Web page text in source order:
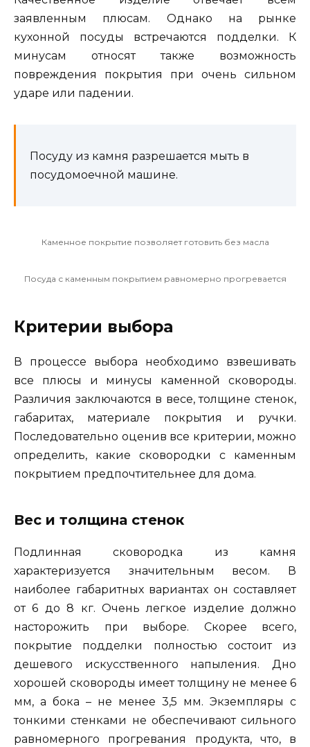
заявленным плюсам. Однако на рынке
кухонной посуды встречаются подделки. К
минусам относят также возможность
повреждения покрытия при очень сильном
ударе или падении.
Посуду из камня разрешается мыть в
посудомоечной машине.
Каменное покрытие позволяет готовить без масла
Посуда с каменным покрытием равномерно прогревается
Критерии выбора
В процессе выбора необходимо взвешивать
все плюсы и минусы каменной сковороды.
Различия заключаются в весе, толщине стенок,
габаритах, материале покрытия и ручки.
Последовательно оценив все критерии, можно
определить, какие сковородки с каменным
покрытием предпочтительнее для дома.
Вес и толщина стенок
Подлинная сковородка из камня
характеризуется значительным весом. В
наиболее габаритных вариантах он составляет
от 6 до 8 кг. Очень легкое изделие должно
насторожить при выборе. Скорее всего,
покрытие подделки полностью состоит из
дешевого искусственного напыления. Дно
хорошей сковороды имеет толщину не менее 6
мм, а бока – не менее 3,5 мм. Экземпляры с
тонкими стенками не обеспечивают сильного
равномерного прогревания продукта, что, в